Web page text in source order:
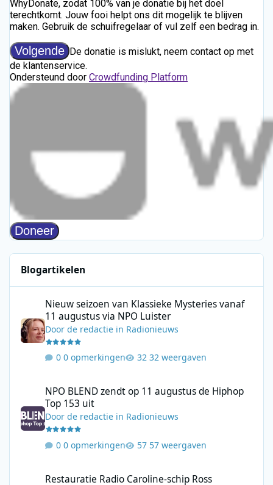
Blogartikelen
Nieuw seizoen van Klassieke Mysteries vanaf
11 augustus via NPO Luister
Doorde redactie in Radionieuws
0 opmerkingen 32 weergaven
NPO BLEND zendt op 11 augustus de Hiphop
Top 153 uit
Doorde redactie in Radionieuws
0 opmerkingen 57 weergaven
Restauratie Radio Caroline-schip Ross